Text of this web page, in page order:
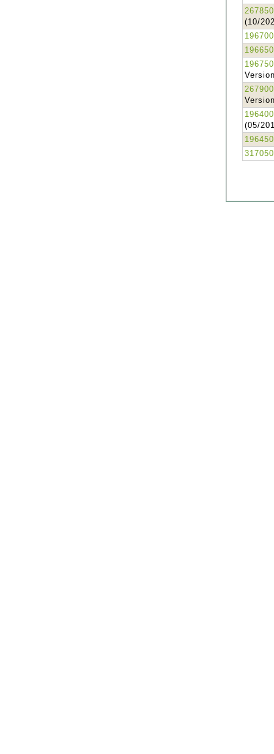
(10/
(05/